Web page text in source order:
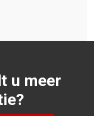
u meer